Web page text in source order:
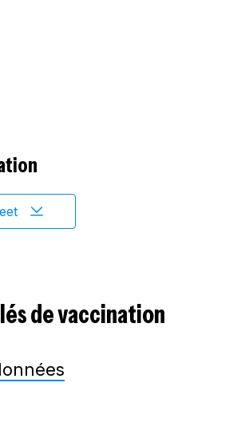
de vaccination